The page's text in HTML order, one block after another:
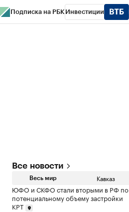
Подписка на РБК Инвестиции
Все новости
Весь мир Кавказ
ЮФО и СКФО стали вторыми в РФ по
потенциальному объему застройки
КРТ